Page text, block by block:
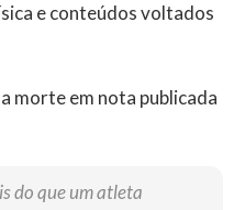
e conteúdos voltados
morte em nota publicada
do que um atleta